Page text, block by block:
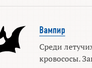
Вампир
Среди
кровососы.